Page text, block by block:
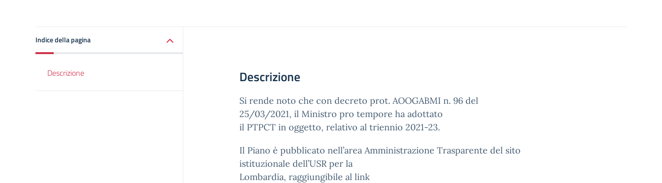
Indice della pagina
Descrizione Descrizione
Si rende noto che con decreto prot. AOOGABMI n. 96 del
25/03/2021, il Ministro pro tempore ha adottato
il PTPCT in oggetto, relativo al triennio 2021-23.
Il Piano è pubblicato nell’area Amministrazione Trasparente del sito
istituzionale dell’USR per la
Lombardia, raggiungibile al link